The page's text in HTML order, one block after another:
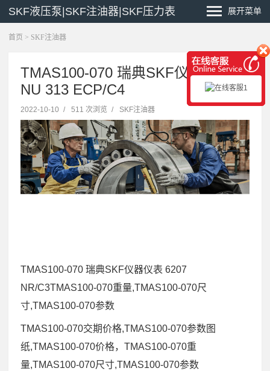
SKF液压泵|SKF注油器|SKF压力表 展开菜单
首页 > SKF注油器
TMAS100-070 瑞典SKF仪器仪表
NU 313 ECP/C4
2022-10-10 / 511 次浏览 / SKF注油器
TMAS100-070 瑞典SKF仪器仪表 6207
NR/C3TMAS100-070重量,TMAS100-070尺
寸,TMAS100-070参数
TMAS100-070交期价格,TMAS100-070参数图
纸,TMAS100-070价格，TMAS100-070重
量,TMAS100-070尺寸,TMAS100-070参数